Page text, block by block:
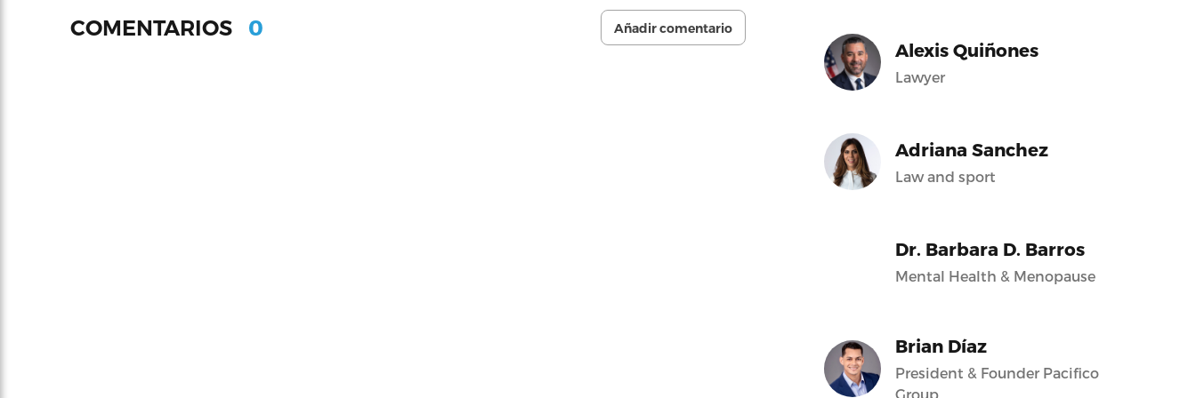
COMENTARIOS 0 Añadir comentario
Alexis Quiñones
Lawyer
Adriana Sanchez
Law and sport
Dr. Barbara D. Barros
Mental Health & Menopause
Brian Díaz
President & Founder Pacifico
Group